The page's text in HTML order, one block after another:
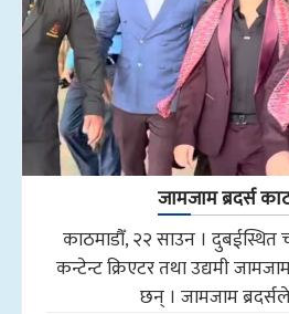
जामजाम ब्रदर्स
काठमाडौँ, २२ साउन । दुबईस्थित
कन्टेन्ट क्रिएटर तथा उद्यमी
छन् । जामजाम